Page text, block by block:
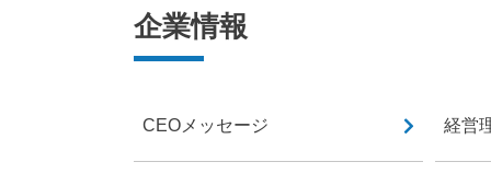
企業情報
CEOメッセージ 経営